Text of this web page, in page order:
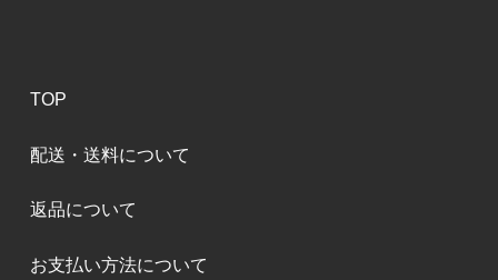
TOP
配送・送料について
返品について
お支払い方法について